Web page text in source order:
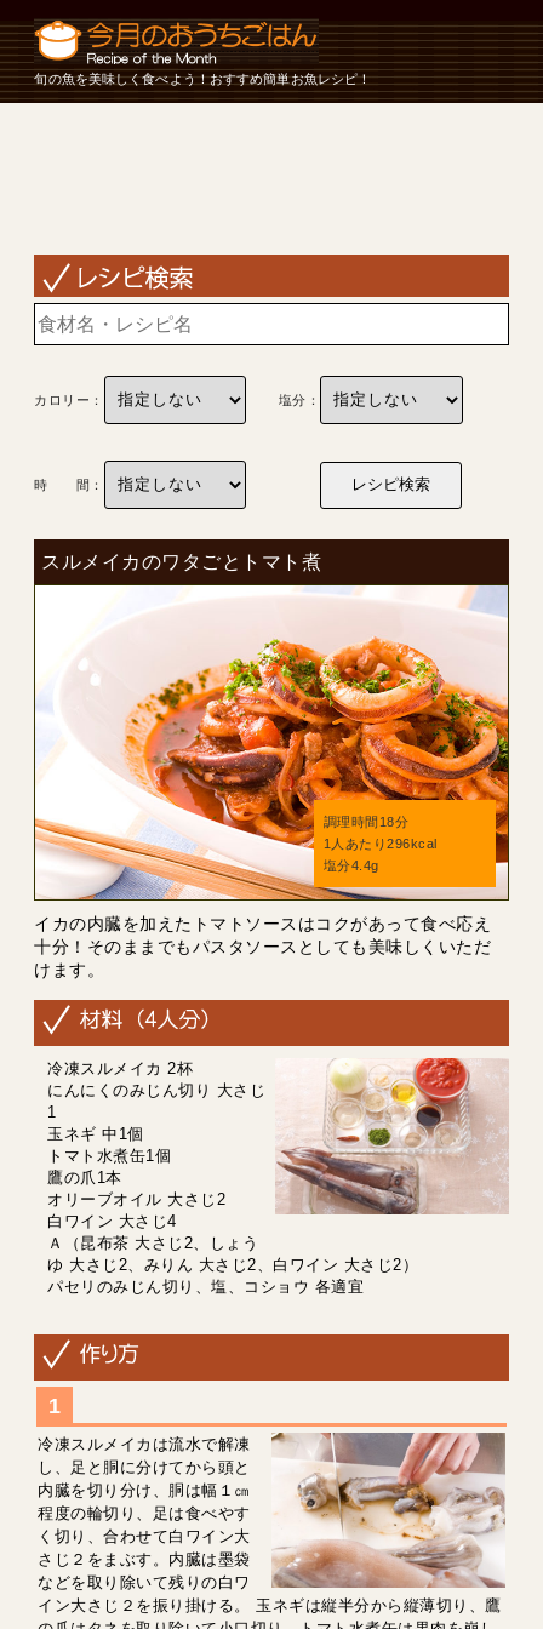
旬の魚を美味しく食べよう！おすすめ簡単お魚レシピ！
カロリー： 塩分：
時 間：
スルメイカのワタごとトマト煮
調理時間18分
1人あたり296kcal
塩分4.4g
イカの内臓を加えたトマトソースはコクがあって食べ応え
十分！そのままでもパスタソースとしても美味しくいただ
けます。
冷凍スルメイカ 2杯
にんにくのみじん切り 大さじ
1
玉ネギ 中1個
トマト水煮缶1個
鷹の爪1本
オリーブオイル 大さじ2
白ワイン 大さじ4
Ａ（昆布茶 大さじ2、しょう
ゆ 大さじ2、みりん 大さじ2、白ワイン 大さじ2）
パセリのみじん切り、塩、コショウ 各適宜
冷凍スルメイカは流水で解凍
し、足と胴に分けてから頭と
内臓を切り分け、胴は幅１㎝
程度の輪切り、足は食べやす
く切り、合わせて白ワイン大
さじ２をまぶす。内臓は墨袋
などを取り除いて残りの白ワ
イン大さじ２を振り掛ける。 玉ネギは縦半分から縦薄切り、鷹